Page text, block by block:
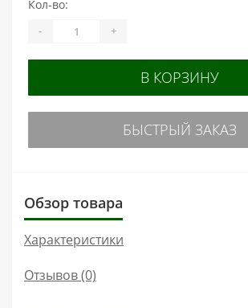
Кол-во:
- +
В КОРЗИНУ
БЫСТРЫЙ ЗАКАЗ
Обзор товара
Характеристики
Отзывов (0)